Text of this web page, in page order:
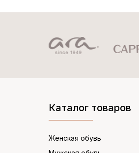
Каталог товаров
Женская обувь